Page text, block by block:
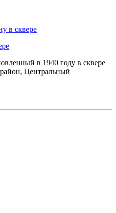
в 1940 году в сквере
Центральный